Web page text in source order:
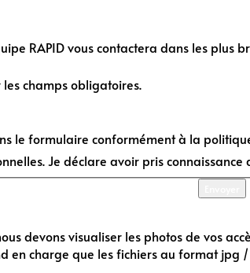
RAPID vous contactera dans les plus
champs obligatoires.
le formulaire conformément à la
Je déclare avoir pris connaissance
devons visualiser les photos de vos
en charge que les fichiers au format